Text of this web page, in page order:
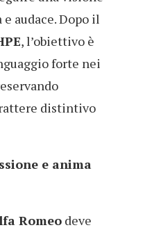
audace. Dopo il
, l’obiettivo è
forte nei
distintivo
e anima
Romeo deve